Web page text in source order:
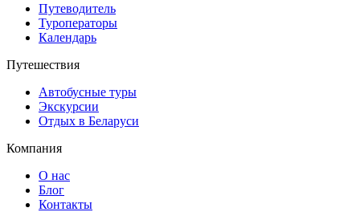
Путеводитель
Туроператоры
Календарь
Путешествия
Автобусные туры
Экскурсии
Отдых в Беларуси
Компания
О нас
Блог
Контакты